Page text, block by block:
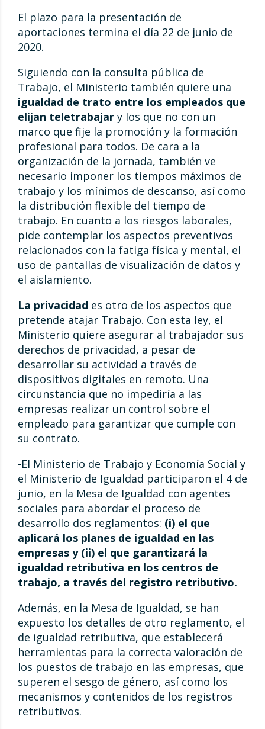
El plazo para la presentación de
aportaciones termina el día 22 de junio de
2020.
Siguiendo con la consulta pública de
Trabajo, el Ministerio también quiere una
igualdad de trato entre los empleados que
elijan teletrabajar y los que no con un
marco que fije la promoción y la formación
profesional para todos. De cara a la
organización de la jornada, también ve
necesario imponer los tiempos máximos de
trabajo y los mínimos de descanso, así como
la distribución flexible del tiempo de
trabajo. En cuanto a los riesgos laborales,
pide contemplar los aspectos preventivos
relacionados con la fatiga física y mental, el
uso de pantallas de visualización de datos y
el aislamiento.
La privacidad es otro de los aspectos que
pretende atajar Trabajo. Con esta ley, el
Ministerio quiere asegurar al trabajador sus
derechos de privacidad, a pesar de
desarrollar su actividad a través de
dispositivos digitales en remoto. Una
circunstancia que no impediría a las
empresas realizar un control sobre el
empleado para garantizar que cumple con
su contrato.
-El Ministerio de Trabajo y Economía Social y
el Ministerio de Igualdad participaron el 4 de
junio, en la Mesa de Igualdad con agentes
sociales para abordar el proceso de
desarrollo dos reglamentos: (i) el que
aplicará los planes de igualdad en las
empresas y (ii) el que garantizará la
igualdad retributiva en los centros de
trabajo, a través del registro retributivo.
Además, en la Mesa de Igualdad, se han
expuesto los detalles de otro reglamento, el
de igualdad retributiva, que establecerá
herramientas para la correcta valoración de
los puestos de trabajo en las empresas, que
superen el sesgo de género, así como los
mecanismos y contenidos de los registros
retributivos.